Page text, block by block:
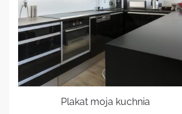
Plakat moja kuchnia